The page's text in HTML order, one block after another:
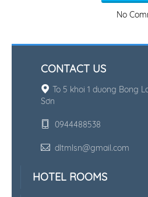
No
CONTACT US
To 5 khoi 1 duong Bong
Sơn
0944488538
dltmlsn@gmail.com
HOTEL ROOMS